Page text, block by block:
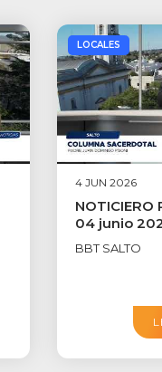
LOCALES
4 JUN 2026
NOTICIERO
04 junio
BBT SALTO